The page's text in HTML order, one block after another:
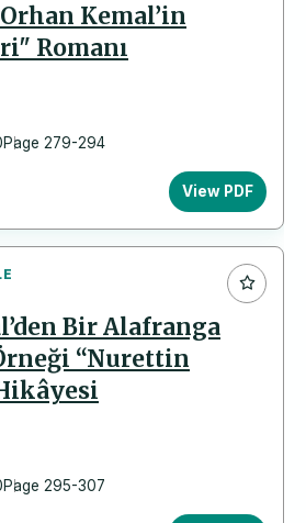
Kemal’in
Romanı
Page 279-294
View PDF
Bir Alafranga
“Nurettin
Page 295-307